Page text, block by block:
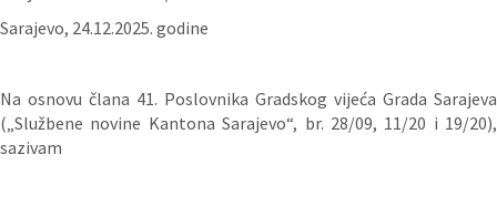
Sarajevo, 24.12.2025. godine
Na osnovu člana 41. Poslovnika Gradskog vijeća Grada Sarajeva
(„Službene novine Kantona Sarajevo“, br. 28/09, 11/20 i 19/20),
sazivam